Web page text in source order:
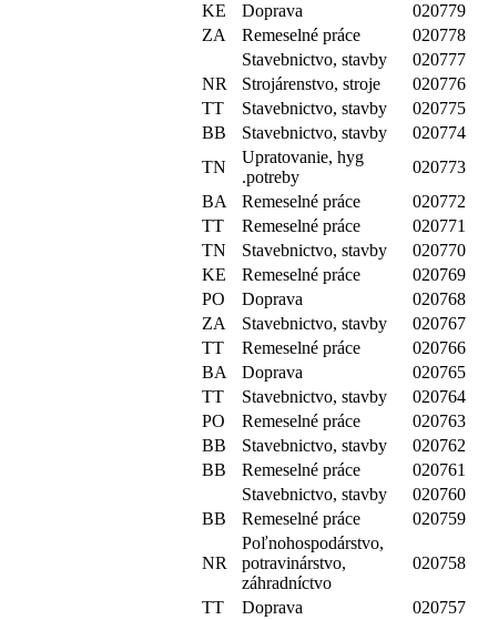
KE Doprava
020779
ZA Remeselné práce
020778
Stavebnictvo, stavby
020777
NR Strojárenstvo, stroje
020776
TT Stavebnictvo, stavby
020775
BB Stavebnictvo, stavby
020774
TN
Upratovanie, hyg
.potreby
020773
BA Remeselné práce
020772
TT Remeselné práce
020771
TN Stavebnictvo, stavby
020770
KE Remeselné práce
020769
PO Doprava
020768
ZA Stavebnictvo, stavby
020767
TT Remeselné práce
020766
BA Doprava
020765
TT Stavebnictvo, stavby
020764
PO Remeselné práce
020763
BB Stavebnictvo, stavby
020762
BB Remeselné práce
020761
Stavebnictvo, stavby
020760
BB Remeselné práce 020759
NR
Poľnohospodárstvo,
potravinárstvo,
záhradníctvo
020758
TT Doprava
020757